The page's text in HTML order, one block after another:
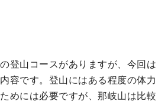
登山コースがありますが、今回は
容です。登山にはある程度の体力
めには必要ですが、那岐山は比較